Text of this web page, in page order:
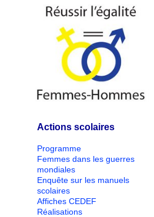
Actions scolaires
Programme
Femmes dans les guerres
mondiales
Enquête sur les manuels
scolaires
Affiches CEDEF
Réalisations